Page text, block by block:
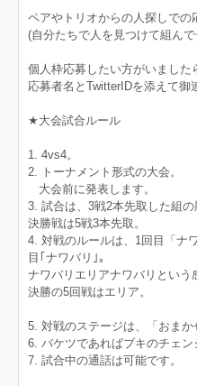
ペアやトリオからの人探しでの
(自分たちで人を見つけて組ん
個人枠応募したい方がいまし
応募者名とTwitterIDを添えて御
★大会試合ルール
1. 4vs4。
2. トーナメント形式の大会。
大会前に発表します。
3. 試合は、3戦2本先取した組の
決勝戦は5戦3本先取。
4. 対戦のルールは、1回目「ナ
目｢ナワバリ｣。
ナワバリエリアナワバリという
決勝の5回戦はエリア。
5. 対戦のステージは、「おまか
6. バケツであればブキのチェン
7. 試合中の通話は可能です。